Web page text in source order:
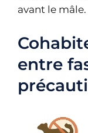
avant le mâle.
entre